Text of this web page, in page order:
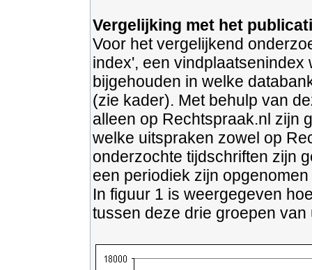
Vergelijking met het
Voor het vergelijkend
index', een
bijgehouden in welke
(zie kader). Met behulp van
alleen op Rechtspraak.nl zijn
welke uitspraken zowel op
onderzochte tijdschriften zijn
een periodiek zijn
In figuur 1 is weergegeven
tussen deze drie groepen